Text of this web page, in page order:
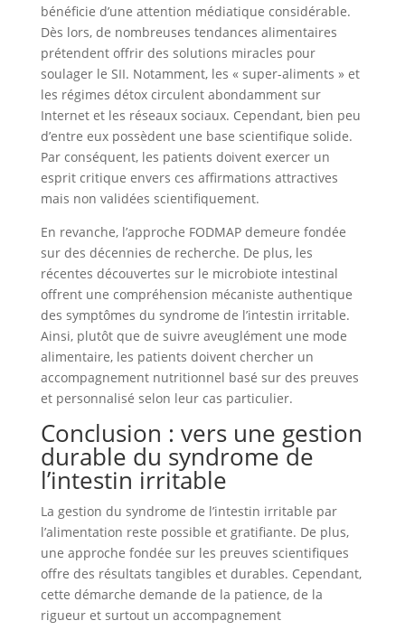
bénéficie d’une attention médiatique considérable.
Dès lors, de nombreuses tendances alimentaires
prétendent offrir des solutions miracles pour
soulager le SII. Notamment, les « super-aliments » et
les régimes détox circulent abondamment sur
Internet et les réseaux sociaux. Cependant, bien peu
d’entre eux possèdent une base scientifique solide.
Par conséquent, les patients doivent exercer un
esprit critique envers ces affirmations attractives
mais non validées scientifiquement.
En revanche, l’approche FODMAP demeure fondée
sur des décennies de recherche. De plus, les
récentes découvertes sur le microbiote intestinal
offrent une compréhension mécaniste authentique
des symptômes du syndrome de l’intestin irritable.
Ainsi, plutôt que de suivre aveuglément une mode
alimentaire, les patients doivent chercher un
accompagnement nutritionnel basé sur des preuves
et personnalisé selon leur cas particulier.
Conclusion : vers une gestion
durable du syndrome de
l’intestin irritable
La gestion du syndrome de l’intestin irritable par
l’alimentation reste possible et gratifiante. De plus,
une approche fondée sur les preuves scientifiques
offre des résultats tangibles et durables. Cependant,
cette démarche demande de la patience, de la
rigueur et surtout un accompagnement